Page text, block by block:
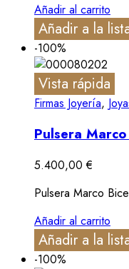
Añadir al carrito
Añadir a la
-100%
Vista rápida
Firmas Joyería,
Pulsera
5.400,00€
Pulsera Marco
Añadir al carrito
Añadir a la
-100%